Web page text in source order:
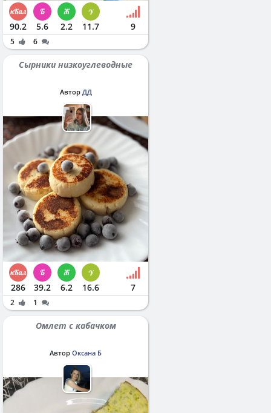
90.2 5.6 2.2 11.7 9
5 6
Сырники низкоуглеводные
Автор ДД
286 39.2 6.2 16.6 7
2 1
Омлет с кабачком
Автор Оксана Б